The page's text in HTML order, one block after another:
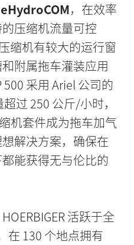
，在效率
压缩机流量可控
缩机有较大的运行窗
附属拖车灌装应用
采用 Ariel 公司的
过 250 公斤/小时，
机套件成为拖车加气
解决方案，确保在
能获得无与伦比的
活跃于全
在 130 个地点拥有